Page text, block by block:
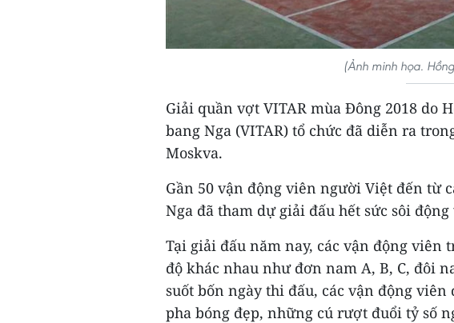
(Ảnh minh họa.
Giải quần vợt VITAR mùa Đông 2018 do
bang Nga (VITAR) tổ chức đã diễn ra
Moskva.
Gần 50 vận động viên người Việt đến từ
Nga đã tham dự giải đấu hết sức sôi động
Tại giải đấu năm nay, các vận động
độ khác nhau như đơn nam A, B, C, đôi
suốt bốn ngày thi đấu, các vận động
pha bóng đẹp, những cú rượt đuổi tỷ số